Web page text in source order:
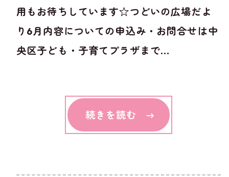
用もお待ちしています☆つどいの広場だよ
り6月内容についての申込み・お問合せは中
央区子ども・子育てプラザまで...
続きを読む